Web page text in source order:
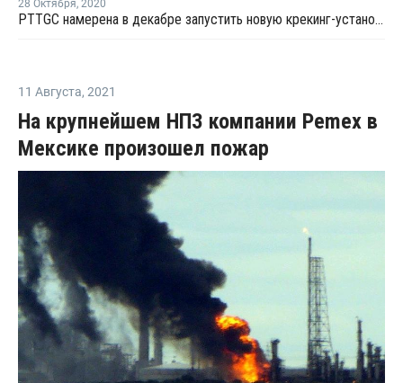
28 Октября, 2020
PTTGC намерена в декабре запустить новую крекинг-установку в Таиланде
11 Августа, 2021
На крупнейшем НПЗ компании Pemex в
Мексике произошел пожар